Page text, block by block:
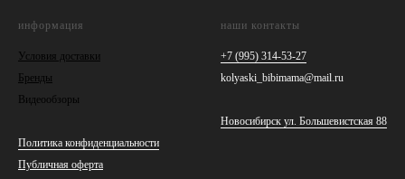
информация
Условия доставки
Бренды
Видеообзоры
Политика конфиденциальности
Публичная оферта
наши контакты
+7 (995) 314-53-27
kolyaski_bibimama@mail.ru
Новосибирск ул. Большевистская 88